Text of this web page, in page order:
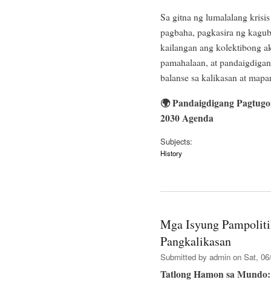
Sa gitna ng lumalalang
pagbaha, pagkasira ng
kailangan ang kolektibong
pamahalaan, at
balanse sa kalikasan at
🌍Pandaigdigang
2030 Agenda
Subjects:
History
Mga Isyung
Pangkalikasan
Submitted by admin on Sat,
Tatlong Hamon sa